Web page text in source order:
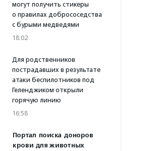
могут получить стикеры
о правилах добрососедства
с бурыми медведями
18:02
Для родственников
пострадавших в результате
атаки беспилотников под
Геленджиком открыли
горячую линию
16:58
Портал поиска доноров
крови для животных